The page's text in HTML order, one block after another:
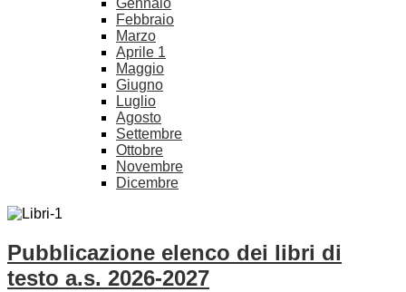
Gennaio
Febbraio
Marzo
Aprile 1
Maggio
Giugno
Luglio
Agosto
Settembre
Ottobre
Novembre
Dicembre
Pubblicazione elenco dei libri di
testo a.s. 2026-2027